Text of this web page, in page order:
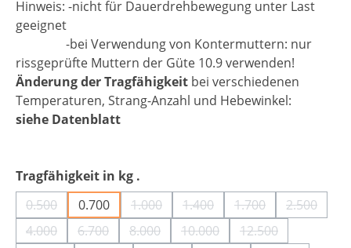
Hinweis: -nicht für Dauerdrehbewegung unter Last
geeignet
-bei Verwendung von Kontermuttern: nur
rissgeprüfte Muttern der Güte 10.9 verwenden!
Änderung der Tragfähigkeit bei verschiedenen
Temperaturen, Strang-Anzahl und Hebewinkel:
siehe Datenblatt
Tragfähigkeit in kg .
0.500(Diese Option ist zurzeit nicht verfügbar.)
0.700 1.000(Diese Option ist zurzeit nicht
1.400(Diese Option ist zurzeit
1.700(Diese Option ist
2.500(Diese
4.000(Diese Option ist zurzeit nicht verfügbar.)
6.700(Diese Option ist zurzeit nicht verfügbar.)
8.000(Diese Option ist zurzeit nicht
10.000(Diese Option ist zurzeit
12.500(Diese Option ist